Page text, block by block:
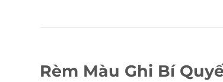
Rèm Màu Ghi Bí